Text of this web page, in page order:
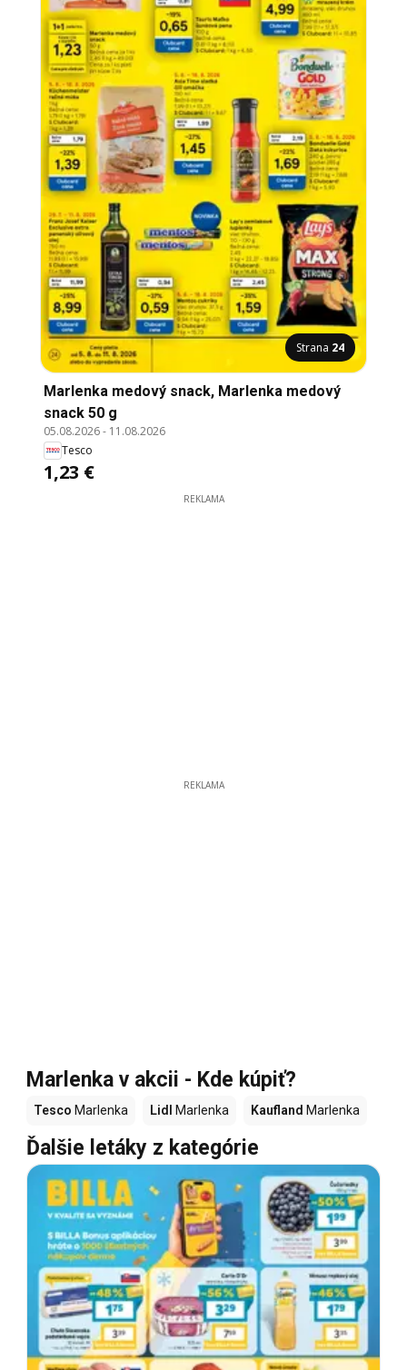
Strana 24
Marlenka medový snack, Marlenka medový
snack 50 g
05.08.2026- 11.08.2026
Tesco
1,23 €
REKLAMA
REKLAMA
Marlenka v akcii - Kde kúpiť?
Tesco Marlenka Lidl Marlenka Kaufland Marlenka
Ďalšie letáky z kategórie